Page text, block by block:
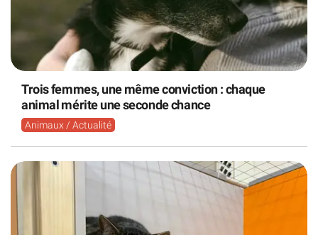
Trois femmes, une même conviction : chaque
animal mérite une seconde chance
Animaux / Actualité